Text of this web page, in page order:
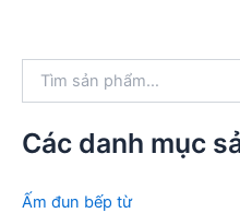
k
m
Các danh mục
Ấm đun bếp từ